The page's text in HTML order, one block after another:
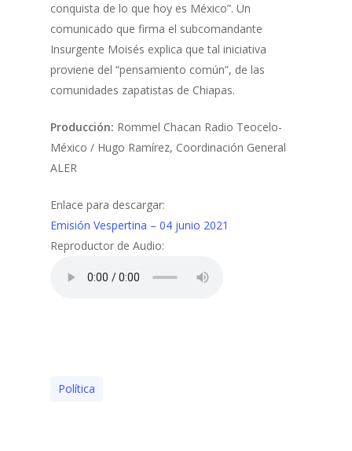
conquista de lo que hoy es México”. Un
comunicado que firma el subcomandante
Insurgente Moisés explica que tal iniciativa
proviene del “pensamiento común”, de las
comunidades zapatistas de Chiapas.
Producción: Rommel Chacan Radio Teocelo-
México / Hugo Ramírez, Coordinación General
ALER
Enlace para descargar:
Emisión Vespertina – 04 junio 2021
Reproductor de Audio:
Polí­tica